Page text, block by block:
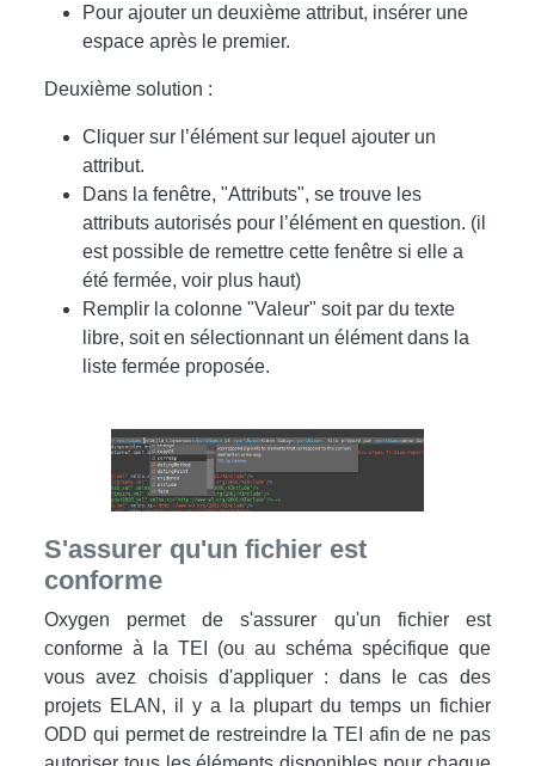
Pour ajouter un deuxième attribut, insérer une
espace après le premier.
Deuxième solution :
Cliquer sur l’élément sur lequel ajouter un
attribut.
Dans la fenêtre, "Attributs", se trouve les
attributs autorisés pour l’élément en question. (il
est possible de remettre cette fenêtre si elle a
été fermée, voir plus haut)
Remplir la colonne "Valeur" soit par du texte
libre, soit en sélectionnant un élément dans la
liste fermée proposée.
S'assurer qu'un fichier est
conforme
Oxygen permet de s'assurer qu'un fichier est
conforme à la TEI (ou au schéma spécifique que
vous avez choisis d'appliquer : dans le cas des
projets ELAN, il y a la plupart du temps un fichier
ODD qui permet de restreindre la TEI afin de ne pas